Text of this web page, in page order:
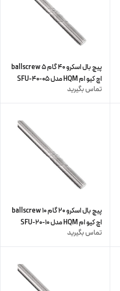
پیچ بال اسکرو 40 گام 5 ballscrew
اچ کیو ام HQM مدل SFU-40-05
(زنگار دارد) (اورجینال وارداتی)
تماس بگیرید
پیچ بال اسکرو 20 گام 10 ballscrew
اچ کیو ام HQM مدل SFU-20-10
سی) (اورجینال وارداتی)
تماس بگیرید